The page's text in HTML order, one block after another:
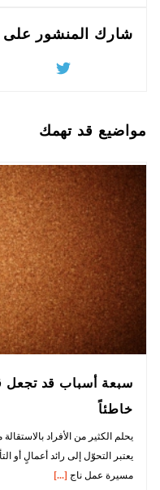
شارك المنشور على
مواضيع قد تهمك
سبعة أسباب قد تجعل
خاطئاً
يحلم الكثير من الأفراد
يعتبر التحوّل إلى رائد أعمالٍ
مسيرة عمل ناج [...]